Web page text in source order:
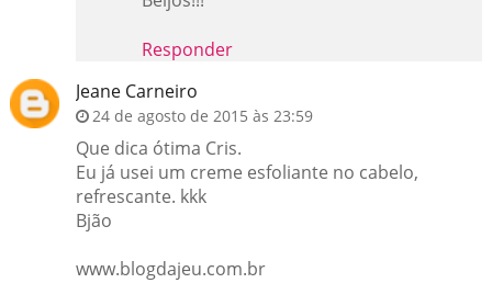
Responder
Jeane Carneiro
24 de agosto de 2015 às 23:59
Que dica ótima Cris.
Eu já usei um creme esfoliante no cabelo,
refrescante. kkk
Bjão
www.blogdajeu.com.br